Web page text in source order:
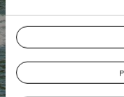
Construisez votre